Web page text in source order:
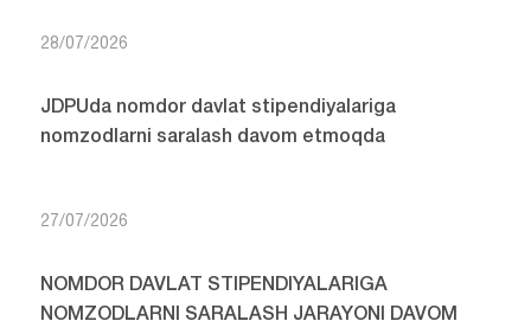
28/07/2026
JDPUda nomdor davlat stipendiyalariga
nomzodlarni saralash davom etmoqda
27/07/2026
NOMDOR DAVLAT STIPENDIYALARIGA
NOMZODLARNI SARALASH JARAYONI DAVOM